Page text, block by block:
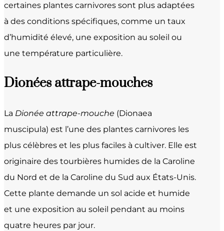
certaines plantes carnivores sont plus adaptées
à des conditions spécifiques, comme un taux
d’humidité élevé, une exposition au soleil ou
une température particulière.
Dionées attrape-mouches
La Dionée attrape-mouche (Dionaea
muscipula) est l’une des plantes carnivores les
plus célèbres et les plus faciles à cultiver. Elle est
originaire des tourbières humides de la Caroline
du Nord et de la Caroline du Sud aux États-Unis.
Cette plante demande un sol acide et humide
et une exposition au soleil pendant au moins
quatre heures par jour.